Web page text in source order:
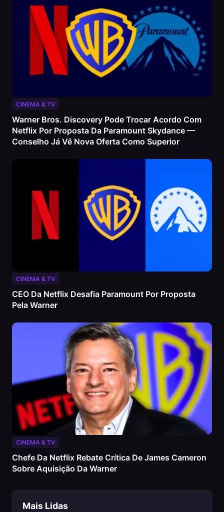
CINEMA & TV
Warner Bros. Discovery Pode Trocar Acordo Com
Netflix Por Proposta Da Paramount Skydance —
Conselho Já Vê Nova Oferta Como Superior
CINEMA & TV
CEO Da Netflix Desafia Paramount Por Proposta
Pela Warner
CINEMA & TV
Chefe Da Netflix Rebate Crítica De James Cameron
Sobre Aquisição Da Warner
Mais Lidas